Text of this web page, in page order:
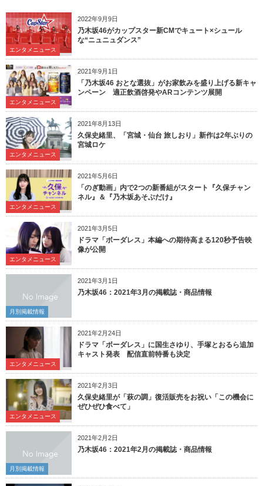
2022年9月9日
エンタメニュース
乃木坂46がカップスター新CMでキュート×シュール
な“ニュニュダンス”
2021年9月1日
エンタメニュース
「乃木坂46 おとな選抜」がお家飲みを盛り上げる新キャ
ンペーン 適正飲酒啓発やARコンテンツ展開
2021年8月13日
エンタメニュース
久保史緒里、「宮城・仙台 旅しおり」新作は2年ぶりの
宮城ロケ
2021年5月6日
エンタメニュース
「のぎ動画」内で2つの新番組がスタート『久保チャン
ネル』＆『乃木坂あそぶだけ』
2021年3月5日
エンタメニュース
ドラマ「ボーダレス」本編への期待高まる120秒予告映
像が公開
2021年3月1日
月別掲載情報
乃木坂46：2021年3月の掲載誌・商品情報
2021年2月24日
エンタメニュース
ドラマ「ボーダレス」に国生さゆり、手塚とおるら追加
キャスト発表 配信直前特番も決定
2021年2月3日
エンタメニュース
久保史緒里が「萩の調」復活販売をお祝い「この機会に
ぜひぜひ食べて」
2021年2月2日
月別掲載情報
乃木坂46：2021年2月の掲載誌・商品情報